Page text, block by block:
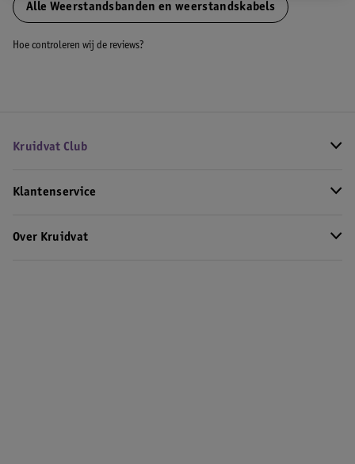
Alle Weerstandsbanden en weerstandskabels
Hoe controleren wij de reviews?
Kruidvat Club
Klantenservice
Over Kruidvat